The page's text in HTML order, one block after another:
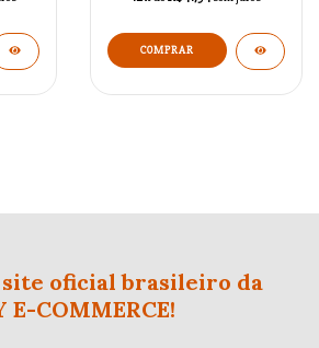
oficial brasileiro da
E-COMMERCE!